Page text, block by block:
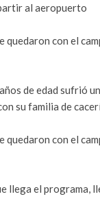
al aeropuerto
quedaron con el
de edad sufrió
su familia de
quedaron con el
llega el programa,